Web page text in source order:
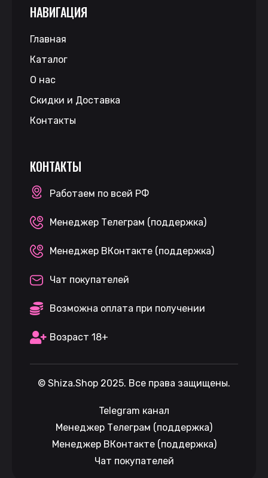
НАВИГАЦИЯ
Главная
Каталог
О нас
Скидки и Доставка
Контакты
КОНТАКТЫ
Работаем по всей РФ
Менеджер Телеграм (поддержка)
Менеджер ВКонтакте (поддержка)
Чат покупателей
Возможна оплата при получении
Возраст 18+
© Shiza.Shop 2025. Все права защищены.
Telegram канал
Менеджер Телеграм (поддержка)
Менеджер ВКонтакте (поддержка)
Чат покупателей